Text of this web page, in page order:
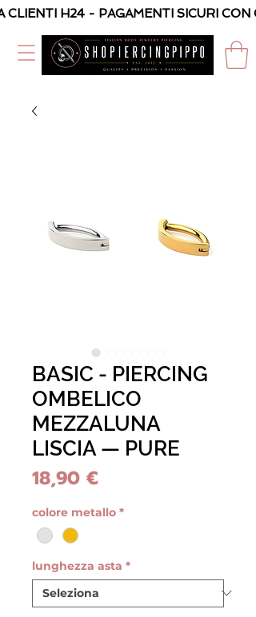
H24 - PAGAMENTI SICURI
BASIC - PIERCING
OMBELICO
MEZZALUNA
LISCIA — PURE
18,90 €Prezzo
colore metallo *
lunghezza asta *